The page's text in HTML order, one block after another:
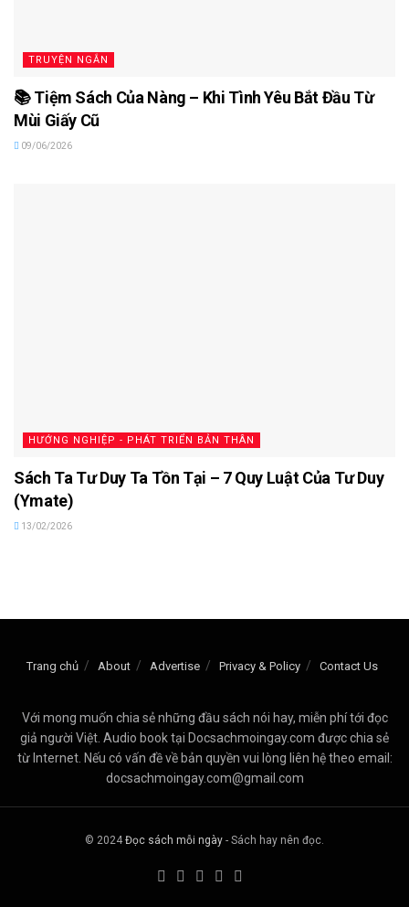
TRUYỆN NGẮN
📚 Tiệm Sách Của Nàng – Khi Tình Yêu Bắt Đầu Từ
Mùi Giấy Cũ
09/06/2026
HƯỚNG NGHIỆP - PHÁT TRIỂN BẢN THÂN
Sách Ta Tư Duy Ta Tồn Tại – 7 Quy Luật Của Tư Duy
(Ymate)
13/02/2026
Trang chủ About Advertise Privacy & Policy Contact Us
Với mong muốn chia sẻ những đầu sách nói hay, miễn phí tới đọc
giả người Việt. Audio book tại Docsachmoingay.com được chia sẻ
từ Internet. Nếu có vấn đề về bản quyền vui lòng liên hệ theo email:
docsachmoingay.com@gmail.com
© 2024 Đọc sách mỗi ngày - Sách hay nên đọc.